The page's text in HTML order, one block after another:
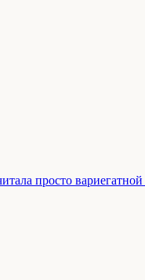
просто